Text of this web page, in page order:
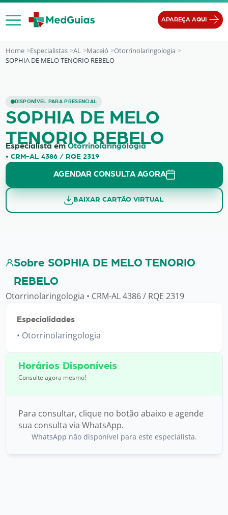
Ir para o conteúdo
APAREÇA AQUI
Home Especialistas AL Maceió
Otorrinolaringologia
SOPHIA DE MELO TENORIO REBELO
DISPONÍVEL PARA PRESENCIAL
SOPHIA DE MELO TENORIO REBELO
SOPHIA DE MELO
TENORIO REBELO
Especialista emOtorrinolaringologia
• CRM-AL 4386 / RQE 2319
AGENDAR CONSULTA AGORA
BAIXAR CARTÃO VIRTUAL
Sobre SOPHIA DE MELO TENORIO
REBELO
Otorrinolaringologia • CRM-AL 4386 / RQE 2319
Especialidades
Otorrinolaringologia
Horários Disponíveis
Consulte agora mesmo!
Para consultar, clique no botão abaixo e agende
sua consulta via WhatsApp.
WhatsApp não disponível para este especialista.